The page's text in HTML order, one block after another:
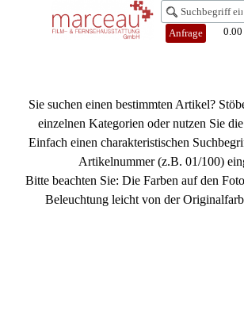
Anfrage
Sie suchen einen bestimmten Artikel?
einzelnen Kategorien oder nutzen Sie
Einfach einen charakteristischen
Artikelnummer (z.B. 01/100)
Bitte beachten Sie: Die Farben auf den
Beleuchtung leicht von der